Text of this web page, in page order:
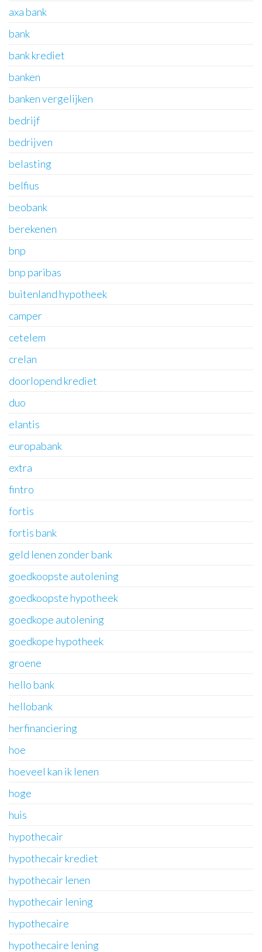
axa bank
bank
bank krediet
banken
banken vergelijken
bedrijf
bedrijven
belasting
belfius
beobank
berekenen
bnp
bnp paribas
buitenland hypotheek
camper
cetelem
crelan
doorlopend krediet
duo
elantis
europabank
extra
fintro
fortis
fortis bank
geld lenen zonder bank
goedkoopste autolening
goedkoopste hypotheek
goedkope autolening
goedkope hypotheek
groene
hello bank
hellobank
herfinanciering
hoe
hoeveel kan ik lenen
hoge
huis
hypothecair
hypothecair krediet
hypothecair lenen
hypothecair lening
hypothecaire
hypothecaire lening